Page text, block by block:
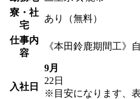
寮・社
宅
あり（無料）
仕事内
容
《本田鈴鹿期間工》
入社日
9月
22日
※目安になります、